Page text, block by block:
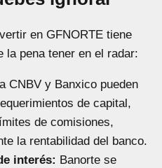
en GFNORTE tiene
la pena tener en el radar:
CNBV y Banxico pueden
de capital,
de comisiones,
la rentabilidad del banco.
interés: Banorte se